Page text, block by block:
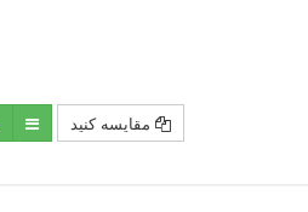
مقایسه کنید